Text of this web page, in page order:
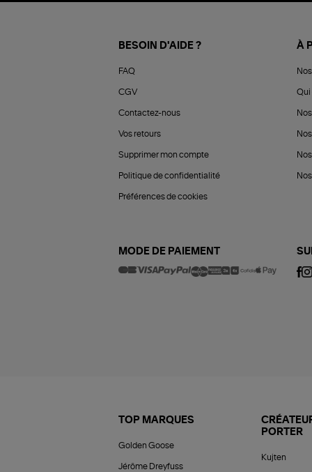
BESOIN D'AIDE ?
FAQ
CGV
Contactez-nous
Vos retours
Supprimer mon compte
Politique de confidentialité
Préférences de cookies
À
Qui
MODE DE PAIEMENT
TOP MARQUES
Golden Goose
Jérôme Dreyfuss
PORTER
Kujten